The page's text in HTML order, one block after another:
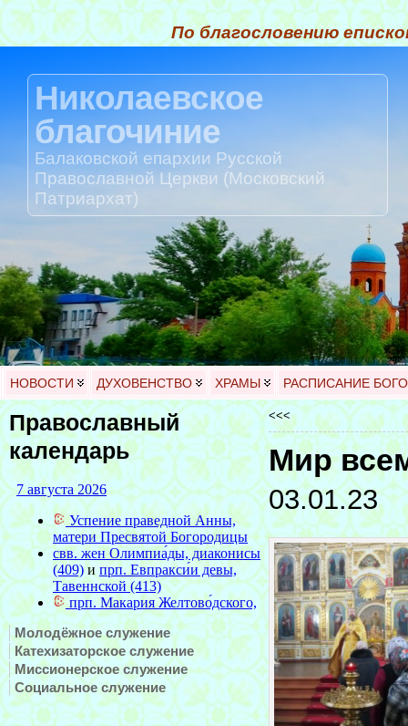
По благословению
Николаевское
благочиние
Балаковской епархии Русской
Православной Церкви (Московский
Патриархат)
НОВОСТИ ДУХОВЕНСТВО ХРАМЫ РАСПИСАНИЕ
Православный
календарь
Молодёжное служение
Катехизаторское служение
Миссионерское служение
Социальное служение
<<<
Мир
03.01.23